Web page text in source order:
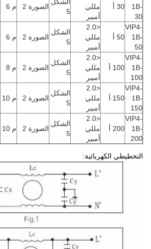
1B-
30
30 أ
مللي
أمبير
5
الصورة 2 م 6
VIP4-
1B-
50
50 أ
<2.0
مللي
أمبير
الشكل
5
الصورة 2 م 6
VIP4-
1B-
100
100 أ
<2.0
مللي
أمبير
الشكل
5
الصورة 2 م 8
VIP4-
1B-
150
150 أ
<2.0
مللي
أمبير
الشكل
5
الصورة 2 م 10
VIP4-
1B-
200
200 أ
<2.0
مللي
أمبير
الشكل
5
الصورة 2 م 10
التخطيطي الكهربائية: